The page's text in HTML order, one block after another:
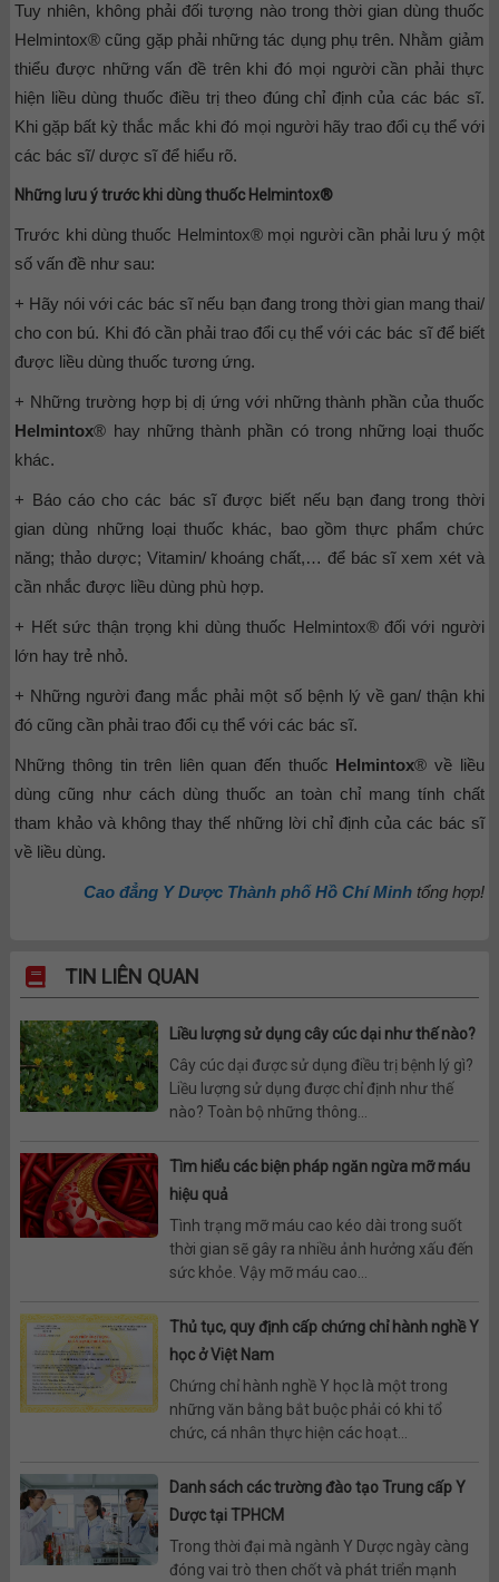
Tuy nhiên, không phải đối tượng nào trong thời gian dùng thuốc
Helmintox® cũng gặp phải những tác dụng phụ trên. Nhằm giảm
thiểu được những vấn đề trên khi đó mọi người cần phải thực
hiện liều dùng thuốc điều trị theo đúng chỉ định của các bác sĩ.
Khi gặp bất kỳ thắc mắc khi đó mọi người hãy trao đổi cụ thể với
các bác sĩ/ dược sĩ để hiểu rõ.
Những lưu ý trước khi dùng thuốc Helmintox®
Trước khi dùng thuốc Helmintox® mọi người cần phải lưu ý một
số vấn đề như sau:
+ Hãy nói với các bác sĩ nếu bạn đang trong thời gian mang thai/
cho con bú. Khi đó cần phải trao đổi cụ thể với các bác sĩ để biết
được liều dùng thuốc tương ứng.
+ Những trường hợp bị dị ứng với những thành phần của thuốc
Helmintox® hay những thành phần có trong những loại thuốc
khác.
+ Báo cáo cho các bác sĩ được biết nếu bạn đang trong thời
gian dùng những loại thuốc khác, bao gồm thực phẩm chức
năng; thảo dược; Vitamin/ khoáng chất,… để bác sĩ xem xét và
cần nhắc được liều dùng phù hợp.
+ Hết sức thận trọng khi dùng thuốc Helmintox® đối với người
lớn hay trẻ nhỏ.
+ Những người đang mắc phải một số bệnh lý về gan/ thận khi
đó cũng cần phải trao đổi cụ thể với các bác sĩ.
Những thông tin trên liên quan đến thuốc Helmintox® về liều
dùng cũng như cách dùng thuốc an toàn chỉ mang tính chất
tham khảo và không thay thế những lời chỉ định của các bác sĩ
về liều dùng.
Cao đẳng Y Dược Thành phố Hồ Chí Minhtổng hợp!
TIN LIÊN QUAN
Liều lượng sử dụng cây cúc dại như thế nào?
Cây cúc dại được sử dụng điều trị bệnh lý gì?
Liều lượng sử dụng được chỉ định như thế
nào? Toàn bộ những thông...
Tìm hiểu các biện pháp ngăn ngừa mỡ máu
hiệu quả
Tình trạng mỡ máu cao kéo dài trong suốt
thời gian sẽ gây ra nhiều ảnh hưởng xấu đến
sức khỏe. Vậy mỡ máu cao...
Thủ tục, quy định cấp chứng chỉ hành nghề Y
học ở Việt Nam
Chứng chỉ hành nghề Y học là một trong
những văn bằng bắt buộc phải có khi tổ
chức, cá nhân thực hiện các hoạt...
Danh sách các trường đào tạo Trung cấp Y
Dược tại TPHCM
Trong thời đại mà ngành Y Dược ngày càng
đóng vai trò then chốt và phát triển mạnh